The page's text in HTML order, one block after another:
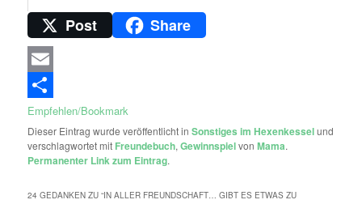
Post Share
Email
Empfehlen/Bookmark
Dieser Eintrag wurde veröffentlicht inSonstiges im Hexenkesselund
verschlagwortet mit Freundebuch,GewinnspielvonMama.
Permanenter Link zum Eintrag.
24 GEDANKEN ZU “IN ALLER FREUNDSCHAFT… GIBT ES ETWAS ZU